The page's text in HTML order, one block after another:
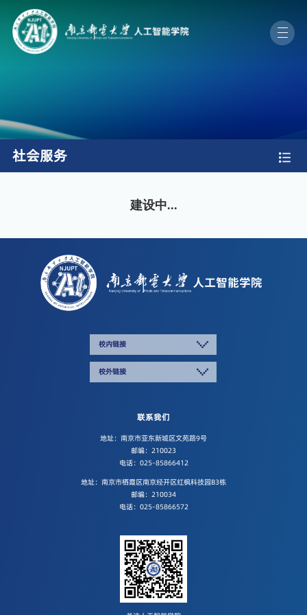
社会服务
建设中...
校内链接
校外链接
联系我们
地址：南京市亚东新城区文苑路9号
邮编：210023
电话：025-85866412
地址：南京市栖霞区南京经开区红枫科技园B3栋
邮编：210034
电话：025-85866572